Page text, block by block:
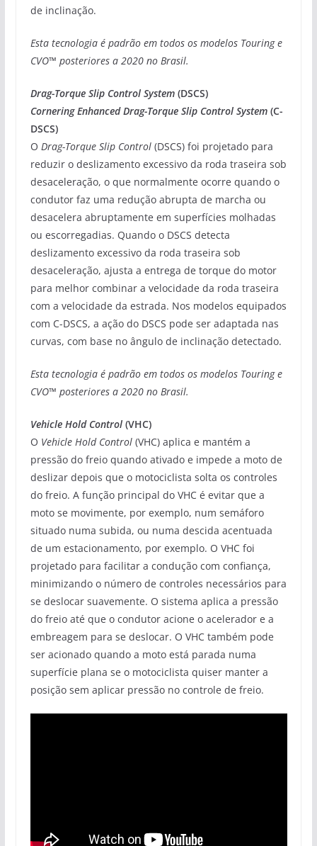
de inclinação.
Esta tecnologia é padrão em todos os modelos Touring e
CVO™ posteriores a 2020 no Brasil.
Drag-Torque Slip Control System(DSCS)
Cornering Enhanced Drag-Torque Slip Control System(C-
DSCS)
O Drag-Torque Slip Control(DSCS) foi projetado para
reduzir o deslizamento excessivo da roda traseira sob
desaceleração, o que normalmente ocorre quando o
condutor faz uma redução abrupta de marcha ou
desacelera abruptamente em superfícies molhadas
ou escorregadias. Quando o DSCS detecta
deslizamento excessivo da roda traseira sob
desaceleração, ajusta a entrega de torque do motor
para melhor combinar a velocidade da roda traseira
com a velocidade da estrada. Nos modelos equipados
com C-DSCS, a ação do DSCS pode ser adaptada nas
curvas, com base no ângulo de inclinação detectado.
Esta tecnologia é padrão em todos os modelos Touring e
CVO™ posteriores a 2020 no Brasil.
Vehicle Hold Control(VHC)
O Vehicle Hold Control(VHC) aplica e mantém a
pressão do freio quando ativado e impede a moto de
deslizar depois que o motociclista solta os controles
do freio. A função principal do VHC é evitar que a
moto se movimente, por exemplo, num semáforo
situado numa subida, ou numa descida acentuada
de um estacionamento, por exemplo. O VHC foi
projetado para facilitar a condução com confiança,
minimizando o número de controles necessários para
se deslocar suavemente. O sistema aplica a pressão
do freio até que o condutor acione o acelerador e a
embreagem para se deslocar. O VHC também pode
ser acionado quando a moto está parada numa
superfície plana se o motociclista quiser manter a
posição sem aplicar pressão no controle de freio.